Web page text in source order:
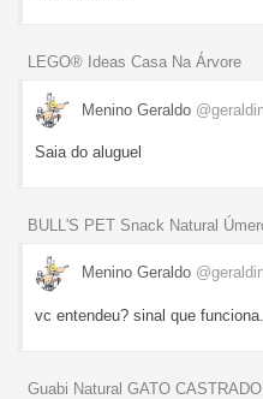
LEGO® Ideas Casa Na Árvore
Menino Geraldo
Saia do aluguel
BULL'S PET Snack Natural
Menino Geraldo
vc entendeu? sinal que funciona.
Guabi Natural GATO